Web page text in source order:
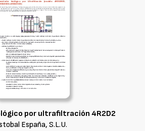
por ultrafiltración 4R2D2
España, S.L.U.